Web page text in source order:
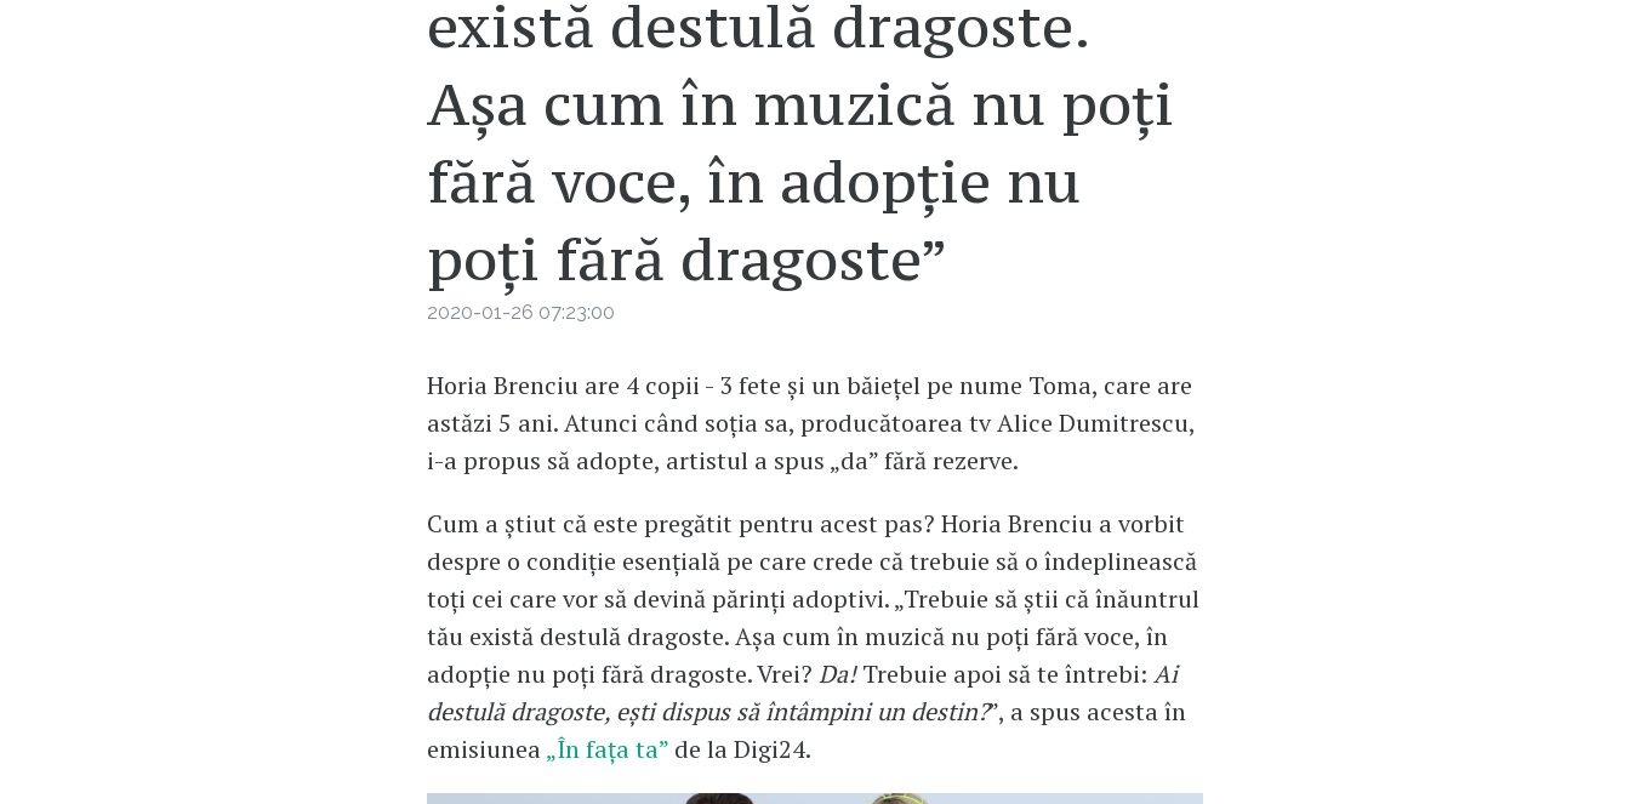
există destulă dragoste.
Așa cum în muzică nu poți
fără voce, în adopție nu
poți fără dragoste”
2020-01-26 07:23:00
Horia Brenciu are 4 copii - 3 fete și un băiețel pe nume Toma, care are
astăzi 5 ani. Atunci când soția sa, producătoarea tv Alice Dumitrescu,
i-a propus să adopte, artistul a spus „da” fără rezerve.
Cum a știut că este pregătit pentru acest pas? Horia Brenciu a vorbit
despre o condiție esențială pe care crede că trebuie să o îndeplinească
toți cei care vor să devină părinți adoptivi. „Trebuie să știi că înăuntrul
tău există destulă dragoste. Așa cum în muzică nu poți fără voce, în
adopție nu poți fără dragoste. Vrei? Da!Trebuie apoi să te întrebi: Ai
destulă dragoste, ești dispus să întâmpini un destin?”, a spus acesta în
emisiunea„În fața ta” de la Digi24.